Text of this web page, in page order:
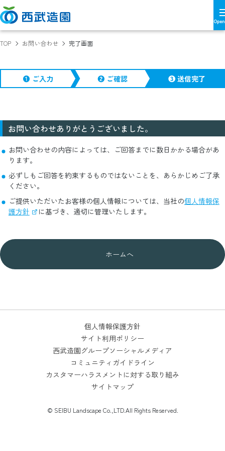
TOP お問い合わせ 完了画面
❶ ご入力 ❷ ご確認 ❸ 送信完了
お問い合わせありがとうございました。
お問い合わせの内容によっては、ご回答までに数日かかる場合があ
ります。
必ずしもご回答を約束するものではないことを、あらかじめご了承
ください。
ご提供いただいたお客様の個人情報については、当社の個人情報保
護方針
に基づき、適切に管理いたします。
ホームへ
個人情報保護方針
サイト利用ポリシー
西武造園グループソーシャルメディア
コミュニティガイドライン
カスタマーハラスメントに対する取り組み
サイトマップ
© SEIBU Landscape Co.,LTD.All Rights Reserved.